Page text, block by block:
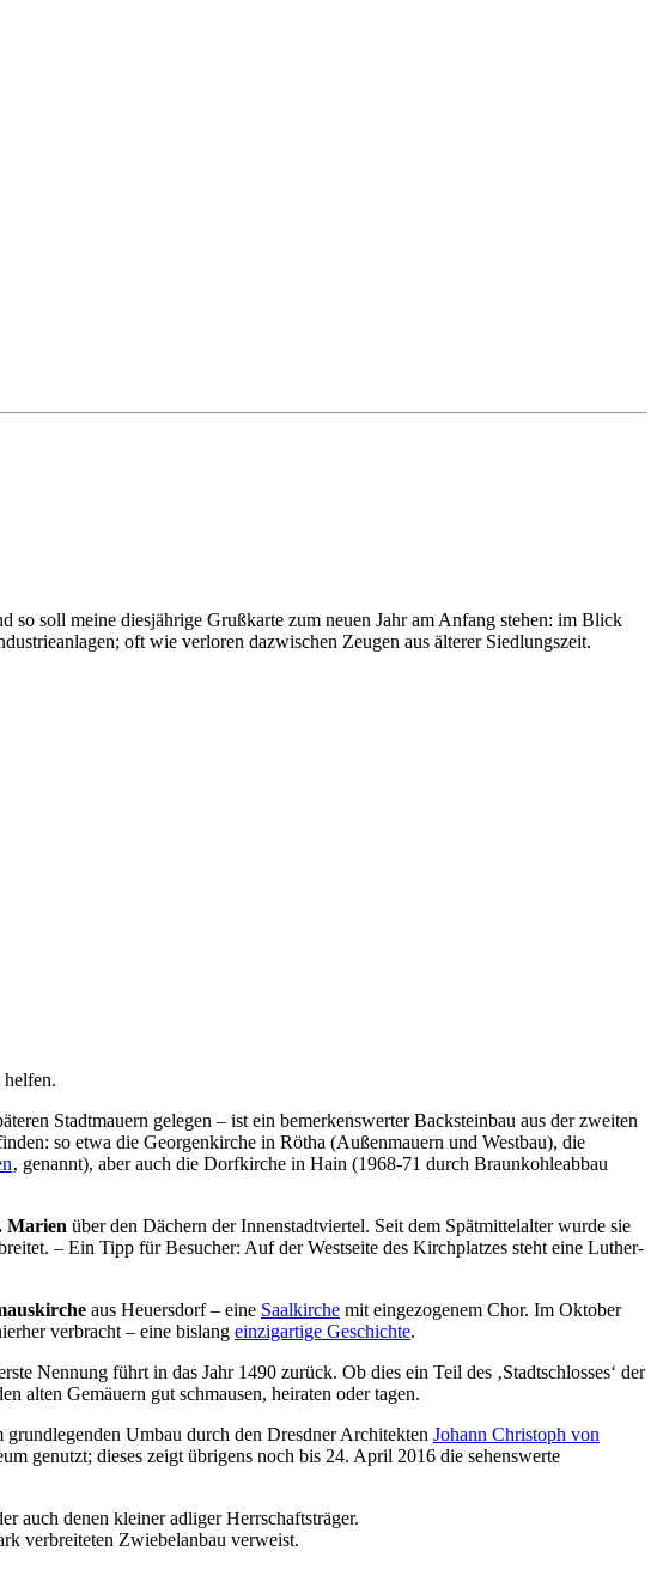
soll meine diesjährige Grußkarte zum neuen Jahr am Anfang stehen: im Blick
oft wie verloren dazwischen Zeugen aus älterer Siedlungszeit.
Stadtmauern gelegen – ist ein bemerkenswerter Backsteinbau aus der zweiten
so etwa die Georgenkirche in Rötha (Außenmauern und Westbau), die
‚ genannt), aber auch die Dorfkirche in Hain (1968-71 durch Braunkohleabbau
Marien über den Dächern der Innenstadtviertel. Seit dem Spätmittelalter wurde sie
– Ein Tipp für Besucher: Auf der Westseite des Kirchplatzes steht eine Luther-
aus Heuersdorf – eine Saalkirche mit eingezogenem Chor. Im Oktober
verbracht – eine bislang einzigartige Geschichte.
Nennung führt in das Jahr 1490 zurück. Ob dies ein Teil des ‚Stadtschlosses‘ der
alten Gemäuern gut schmausen, heiraten oder tagen.
Umbau durch den Dresdner Architekten Johann Christoph von
genutzt; dieses zeigt übrigens noch bis 24. April 2016 die sehenswerte
auch denen kleiner adliger Herrschaftsträger.
verbreiteten Zwiebelanbau verweist.